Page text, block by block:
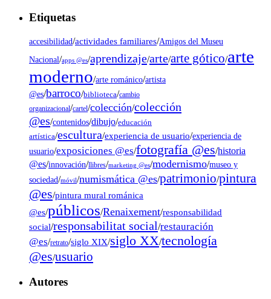
Etiquetas
accesibilidad/actividades familiares/Amigos del Museu
Nacional/apps @es/aprendizaje/arte/arte gótico/arte
moderno/arte románico/artista
@es/barroco/biblioteca/cambio
organizacional/cartel/colección/colección
@es/contenidos/dibujo/educación
artística/escultura/experiencia de usuario/experiencia de
usuario/exposiciones @es/fotografía @es/historia
@es/innovación/llibres/marketing @es/modernismo/museo y
sociedad/móvil/numismática @es/patrimonio/pintura
@es/pintura mural románica
@es/públicos/Renaixement/responsabilidad
social/responsabilitat social/restauración
@es/retrato/siglo XIX/siglo XX/tecnología
@es/usuario
Autores